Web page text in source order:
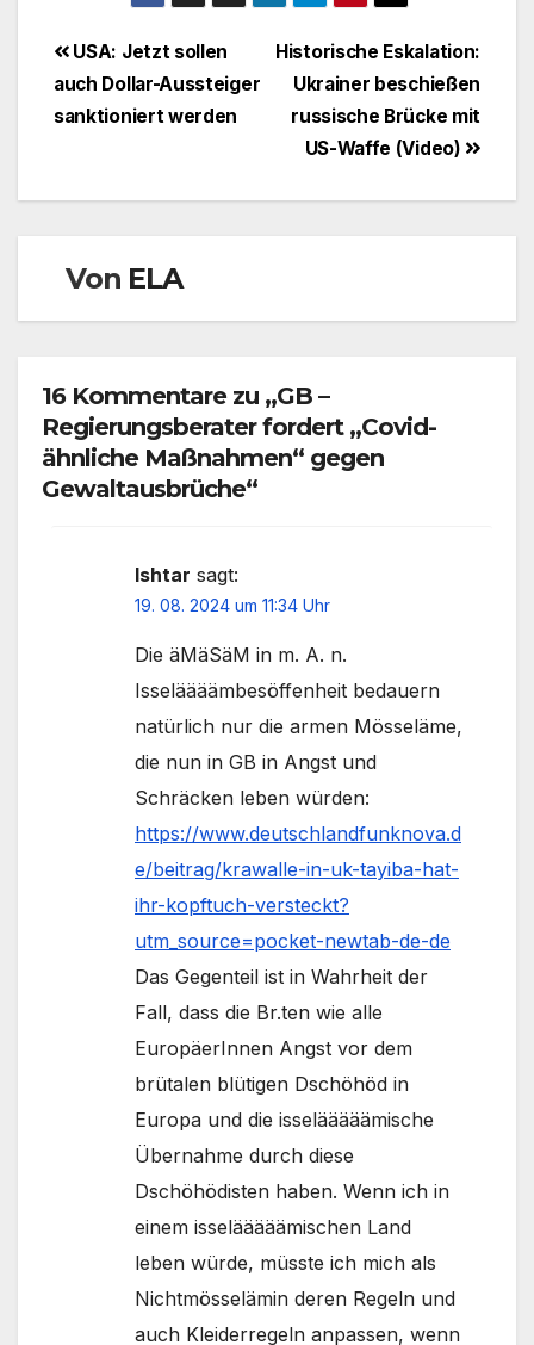
Beitragsnavigation
Historische Eskalation:
Ukrainer beschießen
russische Brücke mit
US-Waffe (Video)
USA: Jetzt sollen
auch Dollar-Aussteiger
sanktioniert werden
Von ELA
16 Kommentare zu „GB –
Regierungsberater fordert „Covid-
ähnliche Maßnahmen“ gegen
Gewaltausbrüche“
Ishtar sagt:
19. 08. 2024 um 11:34 Uhr
Die äMäSäM in m. A. n.
Isseläääämbesöffenheit bedauern
natürlich nur die armen Mösseläme,
die nun in GB in Angst und
Schräcken leben würden:
https://www.deutschlandfunknova.d
e/beitrag/krawalle-in-uk-tayiba-hat-
ihr-kopftuch-versteckt?
utm_source=pocket-newtab-de-de
Das Gegenteil ist in Wahrheit der
Fall, dass die Br.ten wie alle
EuropäerInnen Angst vor dem
brütalen blütigen Dschöhöd in
Europa und die isselääääämische
Übernahme durch diese
Dschöhödisten haben. Wenn ich in
einem isselääääämischen Land
leben würde, müsste ich mich als
Nichtmösselämin deren Regeln und
auch Kleiderregeln anpassen, wenn